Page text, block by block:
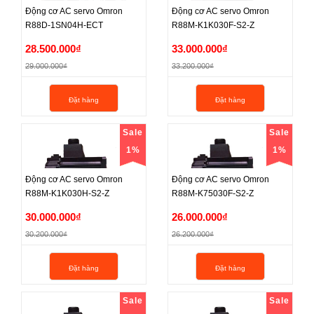
Động cơ AC servo Omron
R88D-1SN04H-ECT
Động cơ AC servo Omron
R88D-1SN04H-ECT
28.500.000₫
29.000.000₫
Đặt hàng
Động cơ AC servo Omron
R88M-K1K030F-S2-Z
Động cơ AC servo Omron
R88M-K1K030F-S2-Z
33.000.000₫
33.200.000₫
Đặt hàng
Sale
1%
Động cơ AC servo Omron
R88M-K1K030H-S2-Z
Động cơ AC servo Omron
R88M-K1K030H-S2-Z
30.000.000₫
30.200.000₫
Đặt hàng
Sale
1%
Động cơ AC servo Omron
R88M-K75030F-S2-Z
Động cơ AC servo Omron
R88M-K75030F-S2-Z
26.000.000₫
26.200.000₫
Đặt hàng
Sale
Sale